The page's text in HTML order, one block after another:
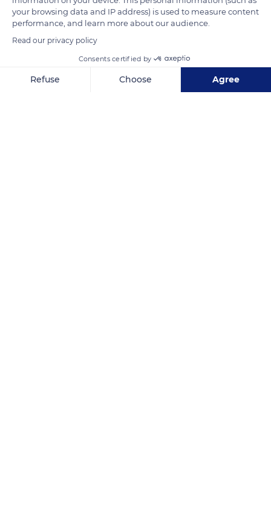
READ MORE
your browsing data and IP address) is used to measure content
performance, and learn more about our audience.
Read our privacy policy
Consents certified by
Refuse Choose Agree